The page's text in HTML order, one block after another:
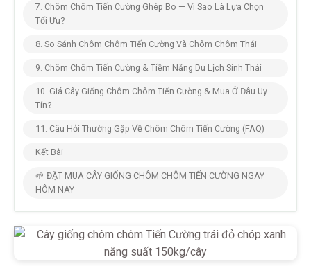
7. Chôm Chôm Tiến Cường Ghép Bo — Vì Sao Là Lựa Chọn
Tối Ưu?
8. So Sánh Chôm Chôm Tiến Cường Và Chôm Chôm Thái
9. Chôm Chôm Tiến Cường & Tiềm Năng Du Lịch Sinh Thái
10. Giá Cây Giống Chôm Chôm Tiến Cường & Mua Ở Đâu Uy
Tín?
11. Câu Hỏi Thường Gặp Về Chôm Chôm Tiến Cường (FAQ)
Kết Bài
🌱 ĐẶT MUA CÂY GIỐNG CHÔM CHÔM TIẾN CƯỜNG NGAY
HÔM NAY